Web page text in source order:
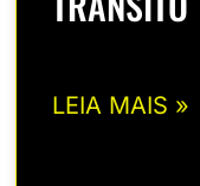
LEIA MAIS »